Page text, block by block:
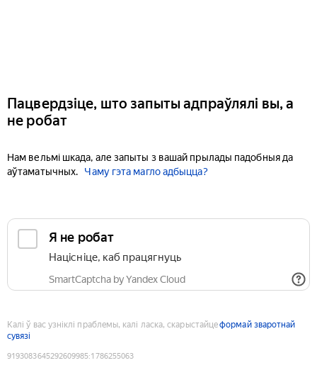
Пацвердзіце, што запыты адпраўлялі вы, а
не робат
Нам вельмі шкада, але запыты з вашай прылады падобныя да
аўтаматычных.
Чаму гэта магло адбыцца?
Я не робат
Націсніце, каб працягнуць
SmartCaptcha by Yandex Cloud
Калі ў вас узніклі праблемы, калі ласка, скарыстайцеформай зваротнай
сувязі
9193083645292609985:1786255063